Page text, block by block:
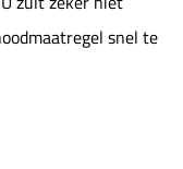
snel te